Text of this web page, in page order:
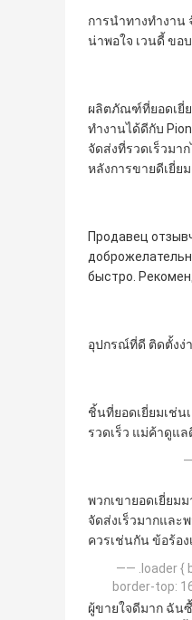
การนำทางทำงาน
น่าพอใจ เวนดี้ ขอ
ผลิตภัณฑ์ที่ยอดเยี่
ทำงานได้ดีกับ
จัดส่งที่รวดเร็วมา
หลังการขายดีเยี่ยม
Продавец
быстро.
อุปกรณ์ที่ดี ติดตั้งง่
ชิ้นที่ยอดเยี่ยมเช่น
รวดเร็ว แม่ค้าดูแ
พวกเขายอดเยี่ยม
จัดส่งเร็วมากและ
ควรเช่นกัน ข้อร้อง
—— .loader {
border-top:
ผู้ขายใจดีมาก ฉัน